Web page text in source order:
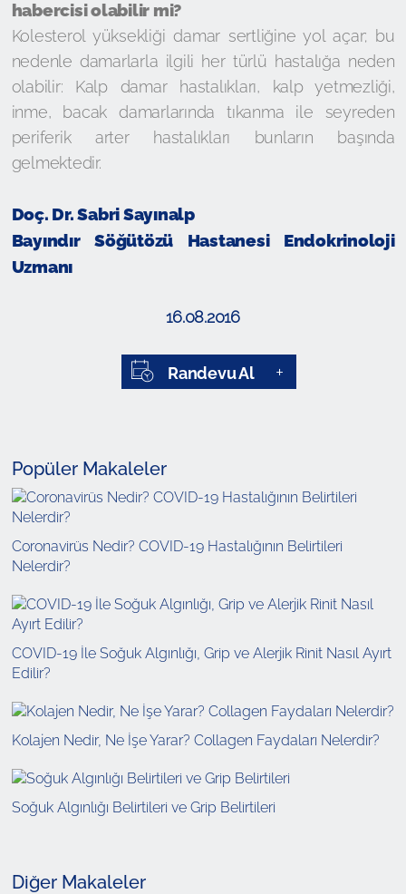
habercisi olabilir mi?
Kolesterol yüksekliği damar sertliğine yol açar; bu
nedenle damarlarla ilgili her türlü hastalığa neden
olabilir: Kalp damar hastalıkları, kalp yetmezliği,
inme, bacak damarlarında tıkanma ile seyreden
periferik arter hastalıkları bunların başında
gelmektedir.
Doç. Dr. Sabri Sayınalp
Bayındır Söğütözü Hastanesi Endokrinoloji
Uzmanı
16.08.2016
Randevu Al
Popüler Makaleler
Coronavirüs Nedir? COVID-19 Hastalığının Belirtileri
Nelerdir?
COVID-19 İle Soğuk Algınlığı, Grip ve Alerjik Rinit Nasıl Ayırt
Edilir?
Kolajen Nedir, Ne İşe Yarar? Collagen Faydaları Nelerdir?
Soğuk Algınlığı Belirtileri ve Grip Belirtileri
Diğer Makaleler